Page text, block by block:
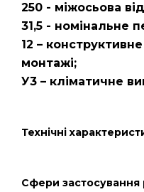
250 - міжосьова
31,5 - номінальне
12 –
монтажі;
У3 – кліматичне
Технічні
Сфери застосування